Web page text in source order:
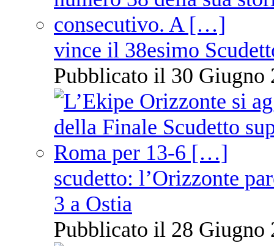
vince il 38esimo
Pubblicato il 30 Giugno
scudetto: l’Orizzonte
3 a Ostia
Pubblicato il 28 Giugno